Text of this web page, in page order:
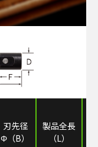
刃先径
Φ（B）
製品全長
（L）